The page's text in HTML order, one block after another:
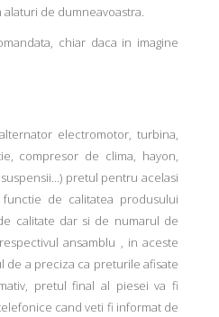
de dumneavoastra.
chiar daca in imagine
electromotor, turbina,
compresor de clima, hayon,
pretul pentru acelasi
de calitatea produsului
calitate dar si de numarul de
ansamblu , in aceste
de a preciza ca preturile afisate
pretul final al piesei va fi
cand veti fi informat de